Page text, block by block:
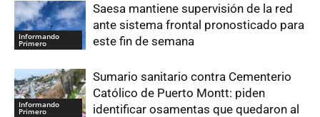
Informando
Primero
Saesa mantiene supervisión de la red
ante sistema frontal pronosticado para
este fin de semana
Informando
Primero
Sumario sanitario contra Cementerio
Católico de Puerto Montt: piden
identificar osamentas que quedaron al